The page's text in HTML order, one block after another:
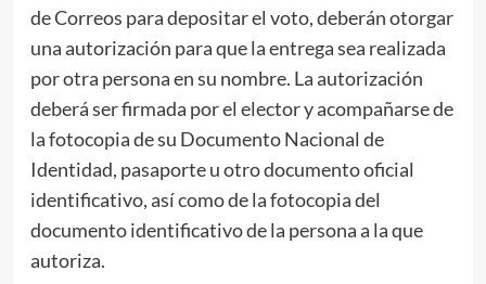
de Correos para depositar el voto, deberán otorgar
una autorización para que la entrega sea realizada
por otra persona en su nombre. La autorización
deberá ser firmada por el elector y acompañarse de
la fotocopia de su Documento Nacional de
Identidad, pasaporte u otro documento oficial
identificativo, así como de la fotocopia del
documento identificativo de la persona a la que
autoriza.